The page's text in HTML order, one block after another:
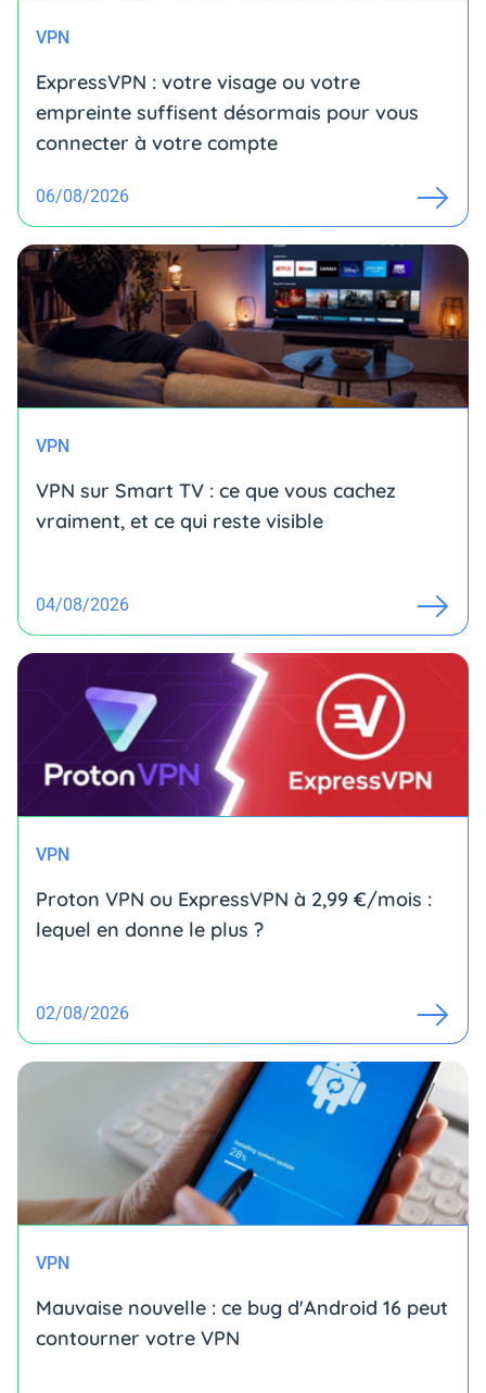
VPN
ExpressVPN : votre visage ou votre
empreinte suffisent désormais pour vous
connecter à votre compte
06/08/2026
VPN
VPN sur Smart TV : ce que vous cachez
vraiment, et ce qui reste visible
04/08/2026
VPN
Proton VPN ou ExpressVPN à 2,99 €/mois :
lequel en donne le plus ?
02/08/2026
VPN
Mauvaise nouvelle : ce bug d'Android 16 peut
contourner votre VPN